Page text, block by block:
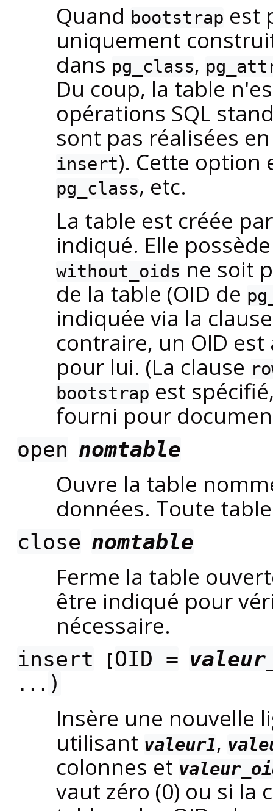
Quand bootstrap est
uniquement
dans pg_class,
Du coup, la table
opérations SQL
sont pas réalisées
insert). Cette option
pg_class, etc.
La table est créée
indiqué. Elle
without_oids ne soit
de la table (OID de
indiquée via la
contraire, un OID
pour lui. (La clause
bootstrap est
fourni pour
open nomtable
Ouvre la table
données. Toute
close nomtable
Ferme la table
être indiqué pour
nécessaire.
insert [OID =
... )
Insère une nouvelle
utilisant valeur1,
colonnes et
vaut zéro (0) ou si la